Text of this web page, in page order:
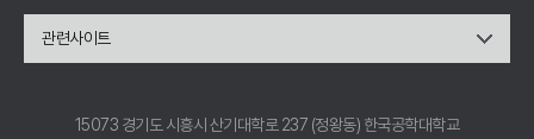
관련사이트
15073 경기도 시흥시 산기대학로 237 (정왕동) 한국공학대학교